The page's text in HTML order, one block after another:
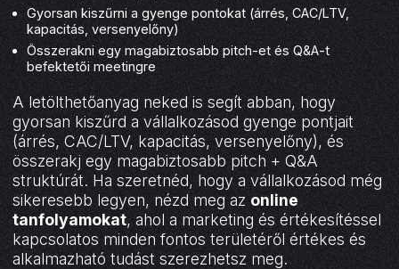
Gyorsan kiszűrni a gyenge pontokat (árrés, CAC/LTV,
kapacitás, versenyelőny)
Összerakni egy magabiztosabb pitch-et és Q&A-t
befektetői meetingre
A letölthetőanyag neked is segít abban, hogy
gyorsan kiszűrd a vállalkozásod gyenge pontjait
(árrés, CAC/LTV, kapacitás, versenyelőny), és
összerakj egy magabiztosabb pitch + Q&A
struktúrát. Ha szeretnéd, hogy a vállalkozásod még
sikeresebb legyen, nézd meg az online
tanfolyamokat, ahol a marketing és értékesítéssel
kapcsolatos minden fontos területéről értékes és
alkalmazható tudást szerezhetsz meg.